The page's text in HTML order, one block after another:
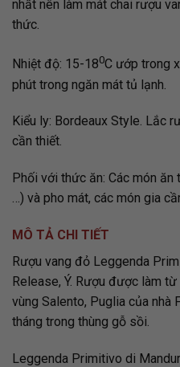
nhất nên làm mát chai rượu
thức.
Nhiệt độ: 15-180C ướp trong
phút trong ngăn mát tủ lạnh.
Kiểu ly: Bordeaux Style. Lắc
cần thiết.
Phối với thức ăn: Các món
…) và pho mát, các món gia
MÔ TẢ CHI TIẾT
Rượu vang đỏ Leggenda
Release, Ý. Rượu được làm
vùng Salento, Puglia của nhà
tháng trong thùng gỗ sồi.
Leggenda Primitivo di